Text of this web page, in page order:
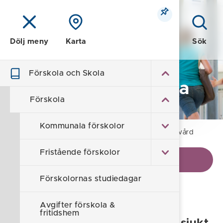
Meny Sök
Dölj meny Karta
Förskola och Skola
Förskola
Kommunala förskolor
Fristående förskolor
Förskolornas studiedagar
Avgifter förskola &
fritidshem
Förskola och Skola
Egenvård
Egenvård